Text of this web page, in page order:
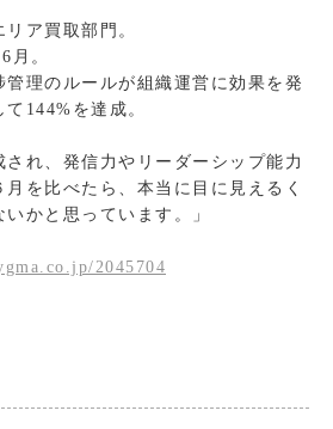
ア買取部門。
月。
理のルールが組織運営に効果を発
144%を達成。
され、発信力やリーダーシップ能力
を比べたら、本当に目に見えるく
かと思っています。」
2045704